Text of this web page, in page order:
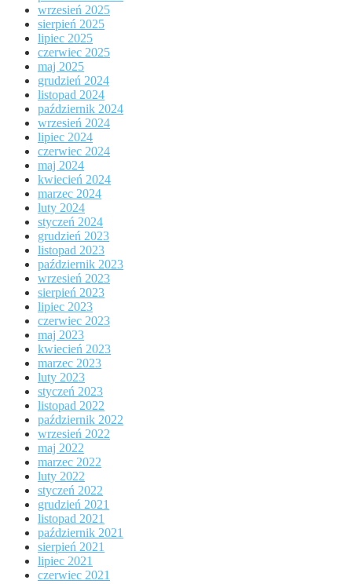
wrzesień 2025
sierpień 2025
lipiec 2025
czerwiec 2025
maj 2025
grudzień 2024
listopad 2024
październik 2024
wrzesień 2024
lipiec 2024
czerwiec 2024
maj 2024
kwiecień 2024
marzec 2024
luty 2024
styczeń 2024
grudzień 2023
listopad 2023
październik 2023
wrzesień 2023
sierpień 2023
lipiec 2023
czerwiec 2023
maj 2023
kwiecień 2023
marzec 2023
luty 2023
styczeń 2023
listopad 2022
październik 2022
wrzesień 2022
maj 2022
marzec 2022
luty 2022
styczeń 2022
grudzień 2021
listopad 2021
październik 2021
sierpień 2021
lipiec 2021
czerwiec 2021